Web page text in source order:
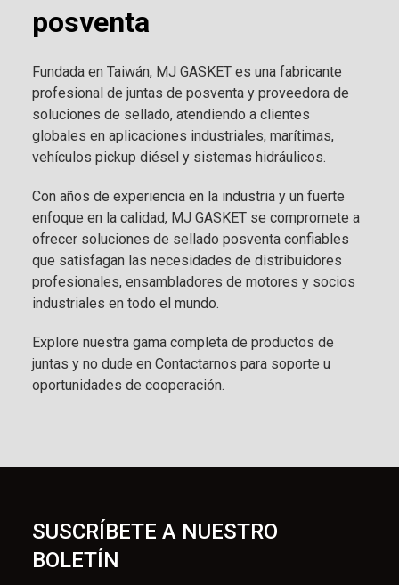
posventa
Fundada en Taiwán, MJ GASKET es una fabricante
profesional de juntas de posventa y proveedora de
soluciones de sellado, atendiendo a clientes
globales en aplicaciones industriales, marítimas,
vehículos pickup diésel y sistemas hidráulicos.
Con años de experiencia en la industria y un fuerte
enfoque en la calidad, MJ GASKET se compromete a
ofrecer soluciones de sellado posventa confiables
que satisfagan las necesidades de distribuidores
profesionales, ensambladores de motores y socios
industriales en todo el mundo.
Explore nuestra gama completa de productos de
juntas y no dude en Contactarnos para soporte u
oportunidades de cooperación.
SUSCRÍBETE A NUESTRO
BOLETÍN